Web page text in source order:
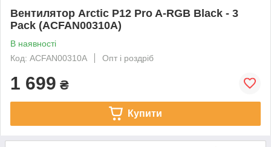
Вентилятор Arctic P12 Pro A-RGB Black - 3
Pack (ACFAN00310A)
В наявності
Код: ACFAN00310A
Опт і роздріб
1 699 ₴
Купити